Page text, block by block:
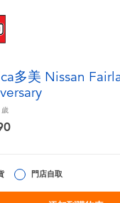
多美 Nissan
歲
門店自取